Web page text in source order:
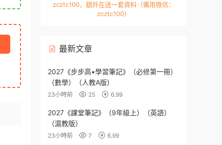
zcztc100，額外在送一套資料（備用微信：
zcztc100）
最新文章
2027《步步高•學習筆記》（必修第一冊）
（數學）（人教A版）
23小時前 25 6.99
2027《課堂筆記》（9年級上）（英語）
（滬教版）
23小時前 7 6.99